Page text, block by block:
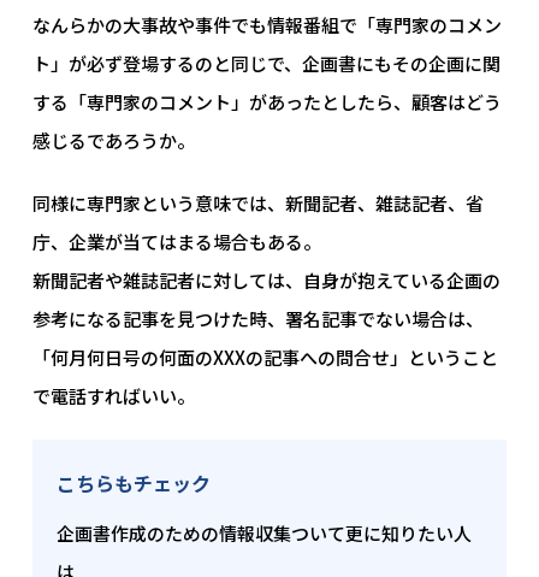
なんらかの大事故や事件でも情報番組で「専門家のコメン
ト」が必ず登場するのと同じで、企画書にもその企画に関
する「専門家のコメント」があったとしたら、顧客はどう
感じるであろうか。
同様に専門家という意味では、新聞記者、雑誌記者、省
庁、企業が当てはまる場合もある。
新聞記者や雑誌記者に対しては、自身が抱えている企画の
参考になる記事を見つけた時、署名記事でない場合は、
「何月何日号の何面のXXXの記事への問合せ」ということ
で電話すればいい。
こちらもチェック
企画書作成のための情報収集ついて更に知りたい人
は